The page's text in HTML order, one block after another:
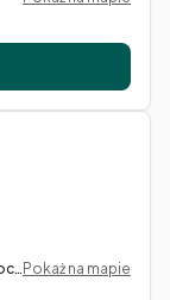
gen. Władysława Sikorskiego 6/2, Kąty WrocławskiePokaż na mapie